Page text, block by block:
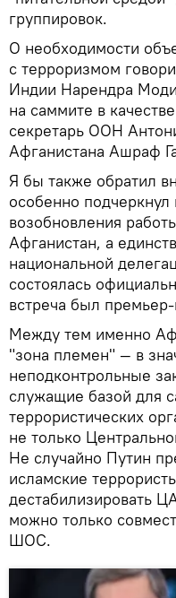
группировок.
О необходимости
с терроризмом
Индии Нарендра
на саммите в
секретарь ООН
Афганистана Ашраф
Я бы также обратил
особенно
возобновления
Афганистан, а
национальной
состоялась
встреча был
Между тем именно
"зона племен" — в
неподконтрольные
служащие базой для
террористических
не только
Не случайно Путин
исламские
дестабилизировать
можно только
ШОС.